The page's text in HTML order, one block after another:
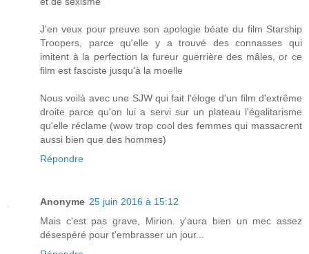
J'en veux pour preuve son apologie béate du film Starship
Troopers, parce qu'elle y a trouvé des connasses qui
imitent à la perfection la fureur guerrière des mâles, or ce
film est fasciste jusqu'à la moelle
Nous voilà avec une SJW qui fait l'éloge d'un film d'extrême
droite parce qu'on lui a servi sur un plateau l'égalitarisme
qu'elle réclame (wow trop cool des femmes qui massacrent
aussi bien que des hommes)
Répondre
Anonyme 25 juin 2016 à 15:12
Mais c'est pas grave, Mirion. y'aura bien un mec assez
désespéré pour t'embrasser un jour...